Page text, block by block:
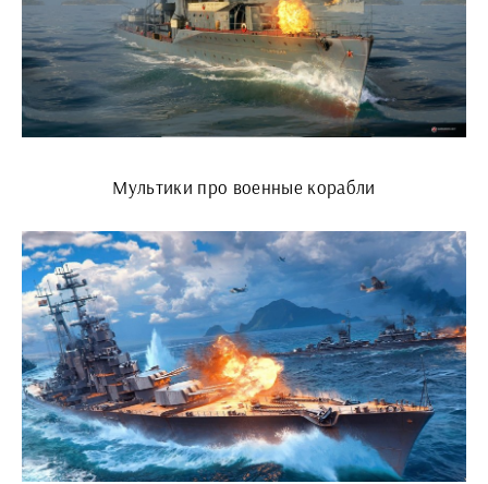
Мультики про военные корабли